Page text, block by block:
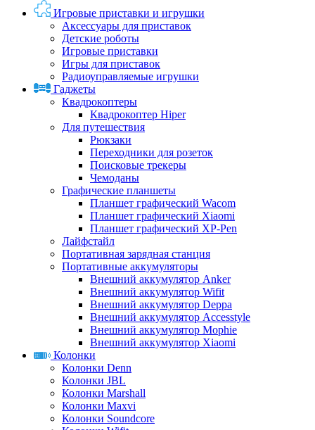
Игровые приставки и игрушки
Аксессуары для приставок
Детские роботы
Игровые приставки
Игры для приставок
Радиоуправляемые игрушки
Гаджеты
Квадрокоптеры
Квадрокоптер Hiper
Для путешествия
Рюкзаки
Переходники для розеток
Поисковые трекеры
Чемоданы
Графические планшеты
Планшет графический Wacom
Планшет графический Xiaomi
Планшет графический XP-Pen
Лайфстайл
Портативная зарядная станция
Портативные аккумуляторы
Внешний аккумулятор Anker
Внешний аккумулятор Wifit
Внешний аккумулятор Deppa
Внешний аккумулятор Accesstyle
Внешний аккумулятор Mophie
Внешний аккумулятор Xiaomi
Колонки
Колонки Denn
Колонки JBL
Колонки Marshall
Колонки Maxvi
Колонки Soundcore